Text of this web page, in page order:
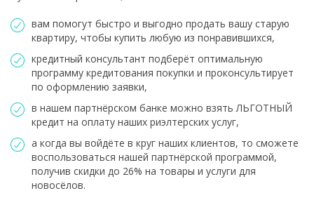
вам помогут быстро и выгодно продать вашу старую
квартиру, чтобы купить любую из понравившихся,
кредитный консультант подберёт оптимальную
программу кредитования покупки и проконсультирует
по оформлению заявки,
в нашем партнёрском банке можно взять ЛЬГОТНЫЙ
кредит на оплату наших риэлтерских услуг,
а когда вы войдёте в круг наших клиентов, то сможете
воспользоваться нашей партнёрской программой,
получив скидки до 26% на товары и услуги для
новосёлов.